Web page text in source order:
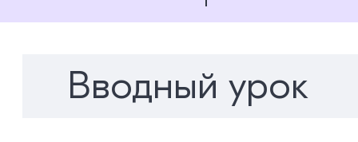
Вводный урок